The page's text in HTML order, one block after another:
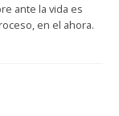
ante la vida es
en el ahora.